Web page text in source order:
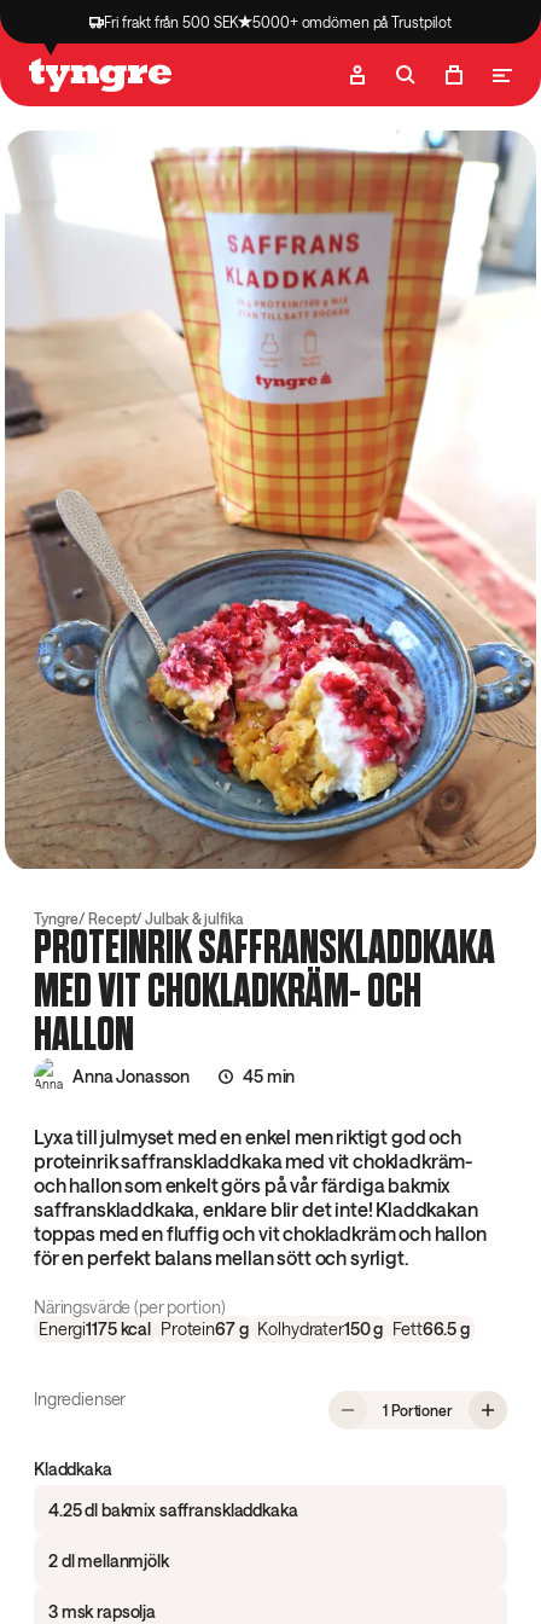
Fri frakt från 500 SEK 5000+ omdömen på Trustpilot
Butik Recept
Tyngre Recept Julbak & julfika
PROTEINRIK SAFFRANSKLADDKAKA
MED VIT CHOKLADKRÄM- OCH
HALLON
Anna Jonasson 45 min
Lyxa till julmyset med en enkel men riktigt god och
proteinrik saffranskladdkaka med vit chokladkräm-
och hallon som enkelt görs på vår färdiga bakmix
saffranskladdkaka, enklare blir det inte! Kladdkakan
toppas med en fluffig och vit chokladkräm och hallon
för en perfekt balans mellan sött och syrligt.
Näringsvärde (per portion)
Energi1175kcal Protein67g Kolhydrater150g Fett66.5g
Ingredienser
1 Portioner, Proteinrik
Kladdkaka
4.25 dl bakmix saffranskladdkaka
2 dl mellanmjölk
3 msk rapsolja